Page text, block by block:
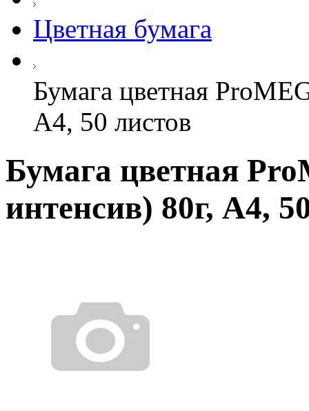
Цветная бумага
Бумага цветная
А4, 50 листов
Бумага цветная
интенсив) 80г, А4,